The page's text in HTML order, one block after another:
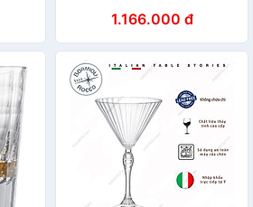
Rocco - Italy1.166.000 đ